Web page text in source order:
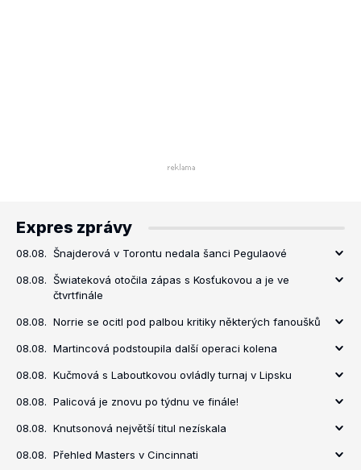
Expres zprávy
08.08. Šnajderová v Torontu nedala šanci Pegulaové
08.08. Šwiateková otočila zápas s Kosťukovou a je ve
čtvrtfinále
08.08. Norrie se ocitl pod palbou kritiky některých fanoušků
08.08. Martincová podstoupila další operaci kolena
08.08. Kučmová s Laboutkovou ovládly turnaj v Lipsku
08.08. Palicová je znovu po týdnu ve finále!
08.08. Knutsonová největší titul nezískala
08.08. Přehled Masters v Cincinnati